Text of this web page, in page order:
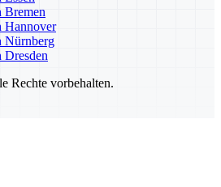
Bremen
Hannover
Nürnberg
Dresden
Rechte vorbehalten.